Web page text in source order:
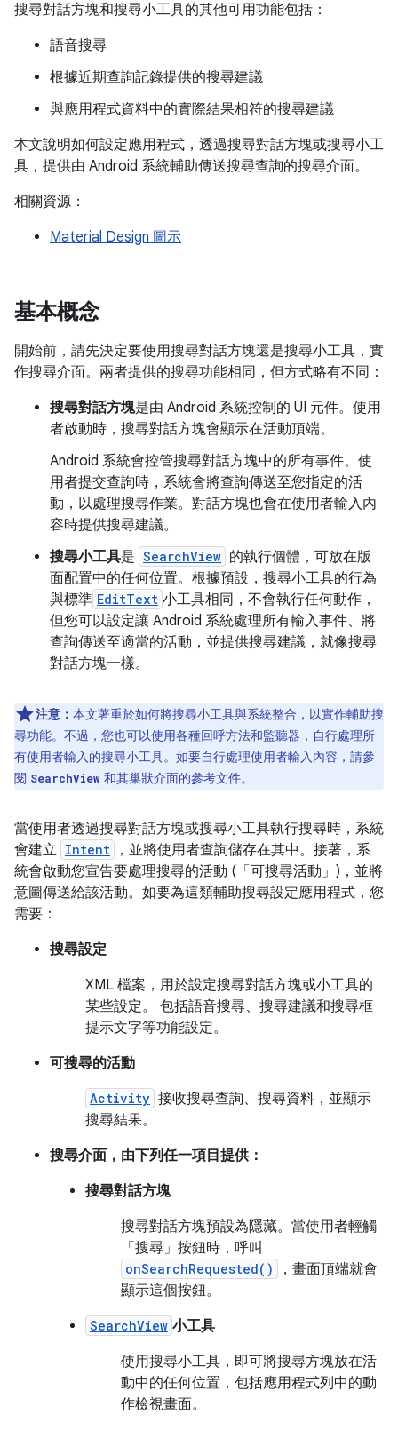
搜尋對話方塊和搜尋小工具的其他可用功能包括：
語音搜尋
根據近期查詢記錄提供的搜尋建議
與應用程式資料中的實際結果相符的搜尋建議
本文說明如何設定應用程式，透過搜尋對話方塊或搜尋小工
具，提供由 Android 系統輔助傳送搜尋查詢的搜尋介面。
相關資源：
Material Design 圖示
基本概念
開始前，請先決定要使用搜尋對話方塊還是搜尋小工具，實
作搜尋介面。兩者提供的搜尋功能相同，但方式略有不同：
搜尋對話方塊是由 Android 系統控制的 UI 元件。使用
者啟動時，搜尋對話方塊會顯示在活動頂端。
Android 系統會控管搜尋對話方塊中的所有事件。使
用者提交查詢時，系統會將查詢傳送至您指定的活
動，以處理搜尋作業。對話方塊也會在使用者輸入內
容時提供搜尋建議。
搜尋小工具是 SearchView 的執行個體，可放在版
面配置中的任何位置。根據預設，搜尋小工具的行為
與標準 EditText 小工具相同，不會執行任何動作，
但您可以設定讓 Android 系統處理所有輸入事件、將
查詢傳送至適當的活動，並提供搜尋建議，就像搜尋
對話方塊一樣。
注意： 本文著重於如何將搜尋小工具與系統整合，以實作輔助搜
尋功能。不過，您也可以使用各種回呼方法和監聽器，自行處理所
有使用者輸入的搜尋小工具。如要自行處理使用者輸入內容，請參
閱 SearchView 和其巢狀介面的參考文件。
當使用者透過搜尋對話方塊或搜尋小工具執行搜尋時，系統
會建立 Intent
，並將使用者查詢儲存在其中。接著，系
統會啟動您宣告要處理搜尋的活動 (「可搜尋活動」)，並將
意圖傳送給該活動。如要為這類輔助搜尋設定應用程式，您
需要：
搜尋設定
XML 檔案，用於設定搜尋對話方塊或小工具的
某些設定。 包括語音搜尋、搜尋建議和搜尋框
提示文字等功能設定。
可搜尋的活動
Activity 接收搜尋查詢、搜尋資料，並顯示
搜尋結果。
搜尋介面，由下列任一項目提供：
搜尋對話方塊
搜尋對話方塊預設為隱藏。當使用者輕觸
「搜尋」 按鈕時，呼叫
onSearchRequested()
，畫面頂端就會
顯示這個按鈕。
SearchView 小工具
使用搜尋小工具，即可將搜尋方塊放在活
動中的任何位置，包括應用程式列中的動
作檢視畫面。